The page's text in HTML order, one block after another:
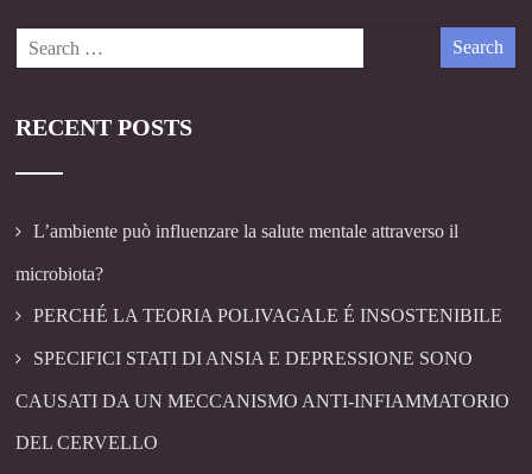
RECENT POSTS
L’ambiente può influenzare la salute mentale attraverso il
microbiota?
PERCHÉ LA TEORIA POLIVAGALE É INSOSTENIBILE
SPECIFICI STATI DI ANSIA E DEPRESSIONE SONO
CAUSATI DA UN MECCANISMO ANTI-INFIAMMATORIO
DEL CERVELLO